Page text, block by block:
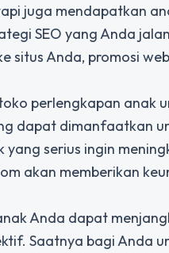
juga mendapatkan
SEO yang Anda
situs Anda, promosi
perlengkapan anak
dapat dimanfaatkan
serius ingin
akan memberikan
Anda dapat
Saatnya bagi Anda